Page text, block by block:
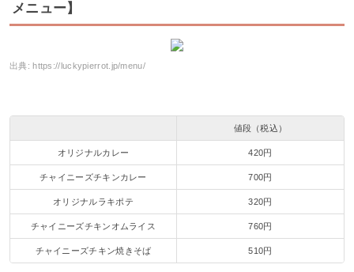
メニュー】
出典: https://luckypierrot.jp/menu/
値段（税込）
オリジナルカレー 420円
チャイニーズチキンカレー 700円
オリジナルラキポテ 320円
チャイニーズチキンオムライス 760円
チャイニーズチキン焼きそば 510円